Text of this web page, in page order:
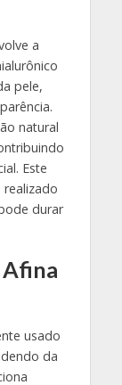
a
pele,
natural
Este
durar
usado
da